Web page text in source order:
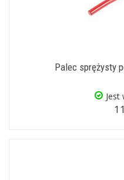
Palec sprężysty
Jest